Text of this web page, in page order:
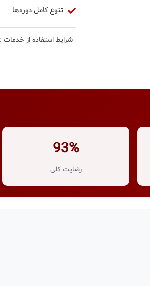
تنوع کامل دوره‌ها
شرایط استفاده از خدمات :
93%
رضایت کلی